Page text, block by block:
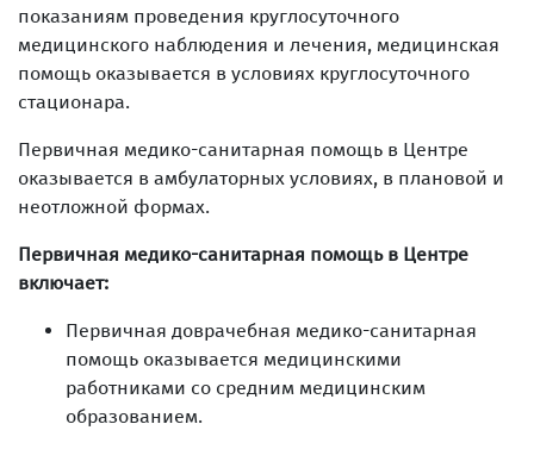
показаниям проведения круглосуточного
медицинского наблюдения и лечения, медицинская
помощь оказывается в условиях круглосуточного
стационара.
Первичная медико-санитарная помощь в Центре
оказывается в амбулаторных условиях, в плановой и
неотложной формах.
Первичная медико-санитарная помощь в Центре
включает:
Первичная доврачебная медико-санитарная
помощь оказывается медицинскими
работниками со средним медицинским
образованием.